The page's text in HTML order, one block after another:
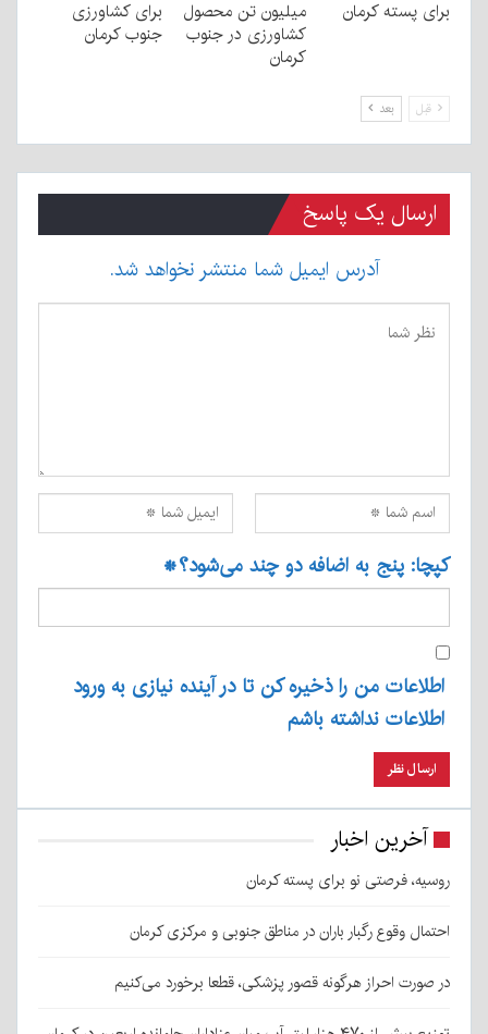
برای پسته کرمان
میلیون تن محصول
کشاورزی در جنوب
کرمان
برای کشاورزی
جنوب کرمان
قبل بعد
ارسال یک پاسخ
آدرس ایمیل شما منتشر نخواهد شد.
کپچا: پنج به اضافه دو چند می‌شود؟*
اطلاعات من را ذخیره کن تا در آینده نیازی به ورود
اطلاعات نداشته باشم
آخرین اخبار
روسیه، فرصتی نو برای پسته کرمان
احتمال وقوع رگبار باران در مناطق جنوبی و مرکزی کرمان
در صورت احراز هرگونه قصور پزشکی، قطعا برخورد می‌کنیم